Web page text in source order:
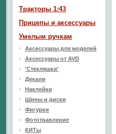
Тракторы 1:43
Прицепы и аксессуары
Умелым ручкам
Аксессуары для моделей
Аксессуары от AVD
'Стекляшки'
Декали
Наклейки
Шины и диски
Фигурки
Фототравление
КИТы